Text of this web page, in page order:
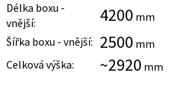
Délka boxu -
vnější:
4200 mm
Šířka boxu - vnější: 2500 mm
Celková výška:
~2920 mm